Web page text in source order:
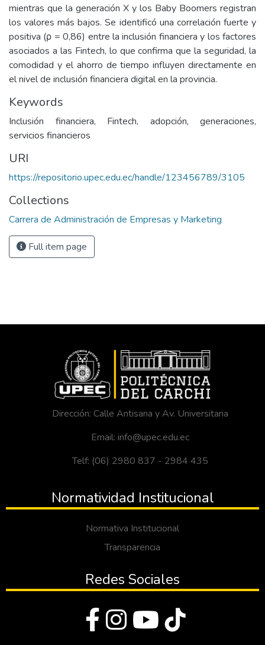
mientras que la generación X y los Baby Boomers registran
los valores más bajos. Se identificó una correlación fuerte y
positiva (ρ = 0,86) entre la inclusión financiera y los factores
asociados a las Fintech, lo que confirma que la seguridad, la
comodidad y el ahorro de tiempo influyen directamente en
el nivel de inclusión financiera digital en la provincia.
Keywords
Inclusión financiera, Fintech, adopción, generaciones,
servicios financieros
URI
https://repositorio.upec.edu.ec/handle/123456789/3105
Collections
Carrera de Administración de Empresas y Marketing
Full item page
Dirección: Calle Antisana y Av. Universitaria
Email: info@upec.edu.ec
Telf: (06) 2980 837 - 2984 435
Normatividad Institucional
Normativa Institucional
Transparencia
Redes Sociales